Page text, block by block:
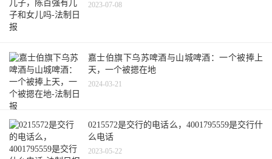
2023-07-08
嘉士伯旗下乌苏啤酒与山城啤酒：一个被捧上
天，一个被摁在地
2024-03-21
0215572是交行的电话么，4001795559是交行什
么电话
2023-05-22